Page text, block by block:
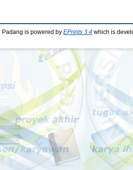
Padang is powered by EPrints 3.4 which is